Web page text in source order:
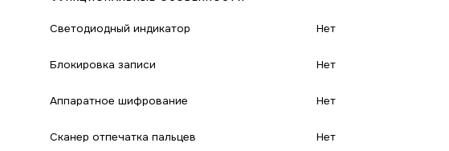
Светодиодный индикатор Нет
Блокировка записи Нет
Аппаратное шифрование Нет
Сканер отпечатка пальцев Нет